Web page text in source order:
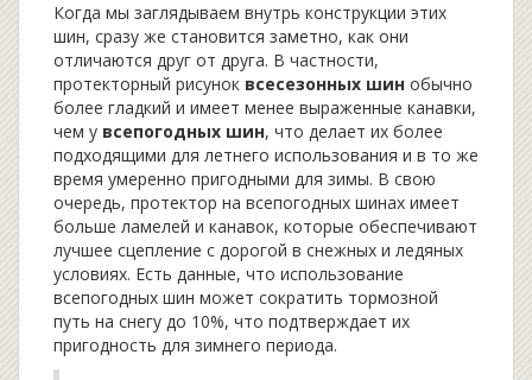
Когда мы заглядываем внутрь конструкции этих
шин, сразу же становится заметно, как они
отличаются друг от друга. В частности,
протекторный рисунок всесезонных шин обычно
более гладкий и имеет менее выраженные канавки,
чем у всепогодных шин, что делает их более
подходящими для летнего использования и в то же
время умеренно пригодными для зимы. В свою
очередь, протектор на всепогодных шинах имеет
больше ламелей и канавок, которые обеспечивают
лучшее сцепление с дорогой в снежных и ледяных
условиях. Есть данные, что использование
всепогодных шин может сократить тормозной
путь на снегу до 10%, что подтверждает их
пригодность для зимнего периода.